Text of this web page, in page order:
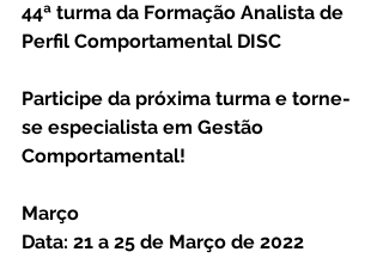
44ª turma da Formação Analista de
Perfil Comportamental DISC
Participe da próxima turma e torne-
se especialista em Gestão
Comportamental!
Março
Data: 21 a 25 de Março de 2022